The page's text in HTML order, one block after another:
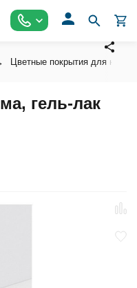
Цветные покрытия для ногтей
гель-лак